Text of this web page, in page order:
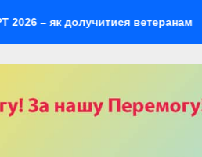
долучитися ветеранам З